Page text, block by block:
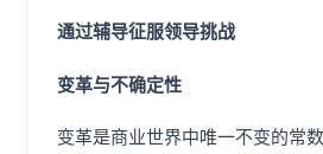
通过辅导征服领导挑战
变革与不确定性
变革是商业世界中唯一不变的常